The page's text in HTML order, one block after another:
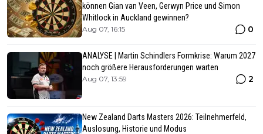
können Gian van Veen, Gerwyn Price und Simon
Whitlock in Auckland gewinnen?
Aug 07, 16:15 0
ANALYSE | Martin Schindlers Formkrise: Warum 2027
noch größere Herausforderungen warten
Aug 07, 13:59 2
New Zealand Darts Masters 2026: Teilnehmerfeld,
Auslosung, Historie und Modus